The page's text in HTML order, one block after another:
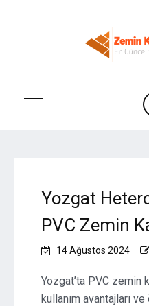
Yozgat
PVC Zemin
14 Ağustos 2024
Yozgat’ta PVC zemin
kullanım avantajları